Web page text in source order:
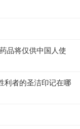
品将仅供中国人使
利者的圣洁印记在哪